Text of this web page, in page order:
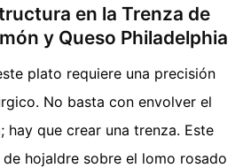
en la Trenza de
y Queso Philadelphia
plato requiere una precisión
No basta con envolver el
hay que crear una trenza. Este
hojaldre sobre el lomo rosado